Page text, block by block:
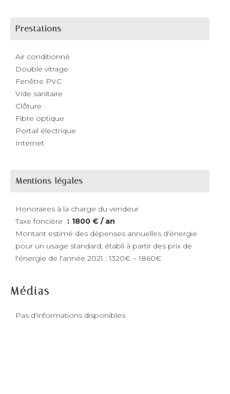
Prestations
Air conditionné
Double vitrage
Fenêtre PVC
Vide sanitaire
Clôture
Fibre optique
Portail électrique
Internet
Mentions légales
Honoraires à la charge du vendeur
Taxe foncière
1800 € / an
Montant estimé des dépenses annuelles d'énergie
pour un usage standard, établi à partir des prix de
l'énergie de l'année 2021 : 1320€ ~ 1860€
Médias
Pas d'informations disponibles